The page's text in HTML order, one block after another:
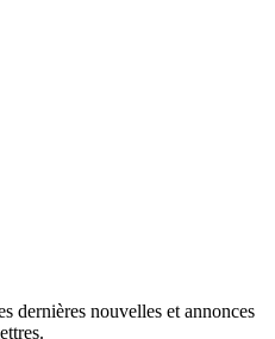
dernières nouvelles et annonces